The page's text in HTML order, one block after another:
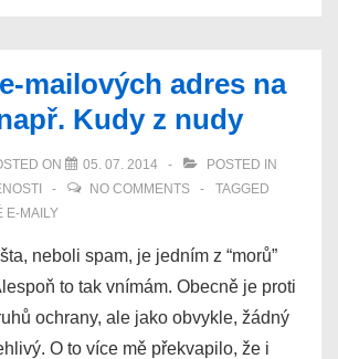
mailových adres na
Kudy z nudy
ON 05. 07. 2014
POSTED IN
NO COMMENTS
TAGGED
E-MAILY
neboli spam, je jedním z “morů”
to tak vnímám. Obecně je proti
ochrany, ale jako obvykle, žádný
O to více mě překvapilo, že i